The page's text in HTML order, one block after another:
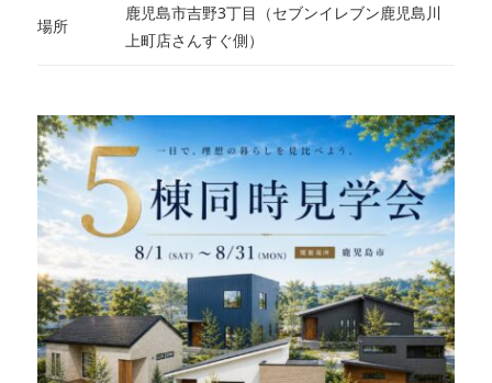
場所
鹿児島市吉野3丁目（セブンイレブン鹿児島川
上町店さんすぐ側）